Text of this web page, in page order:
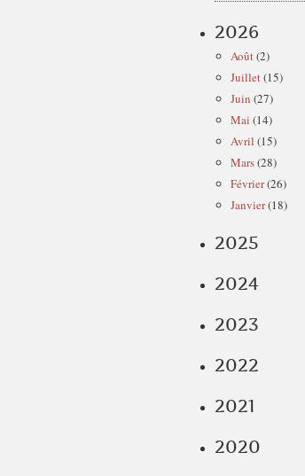
2026
Août(2)
Juillet(15)
Juin (27)
Mai (14)
Avril (15)
Mars(28)
Février(26)
Janvier(18)
2025
2024
2023
2022
2021
2020